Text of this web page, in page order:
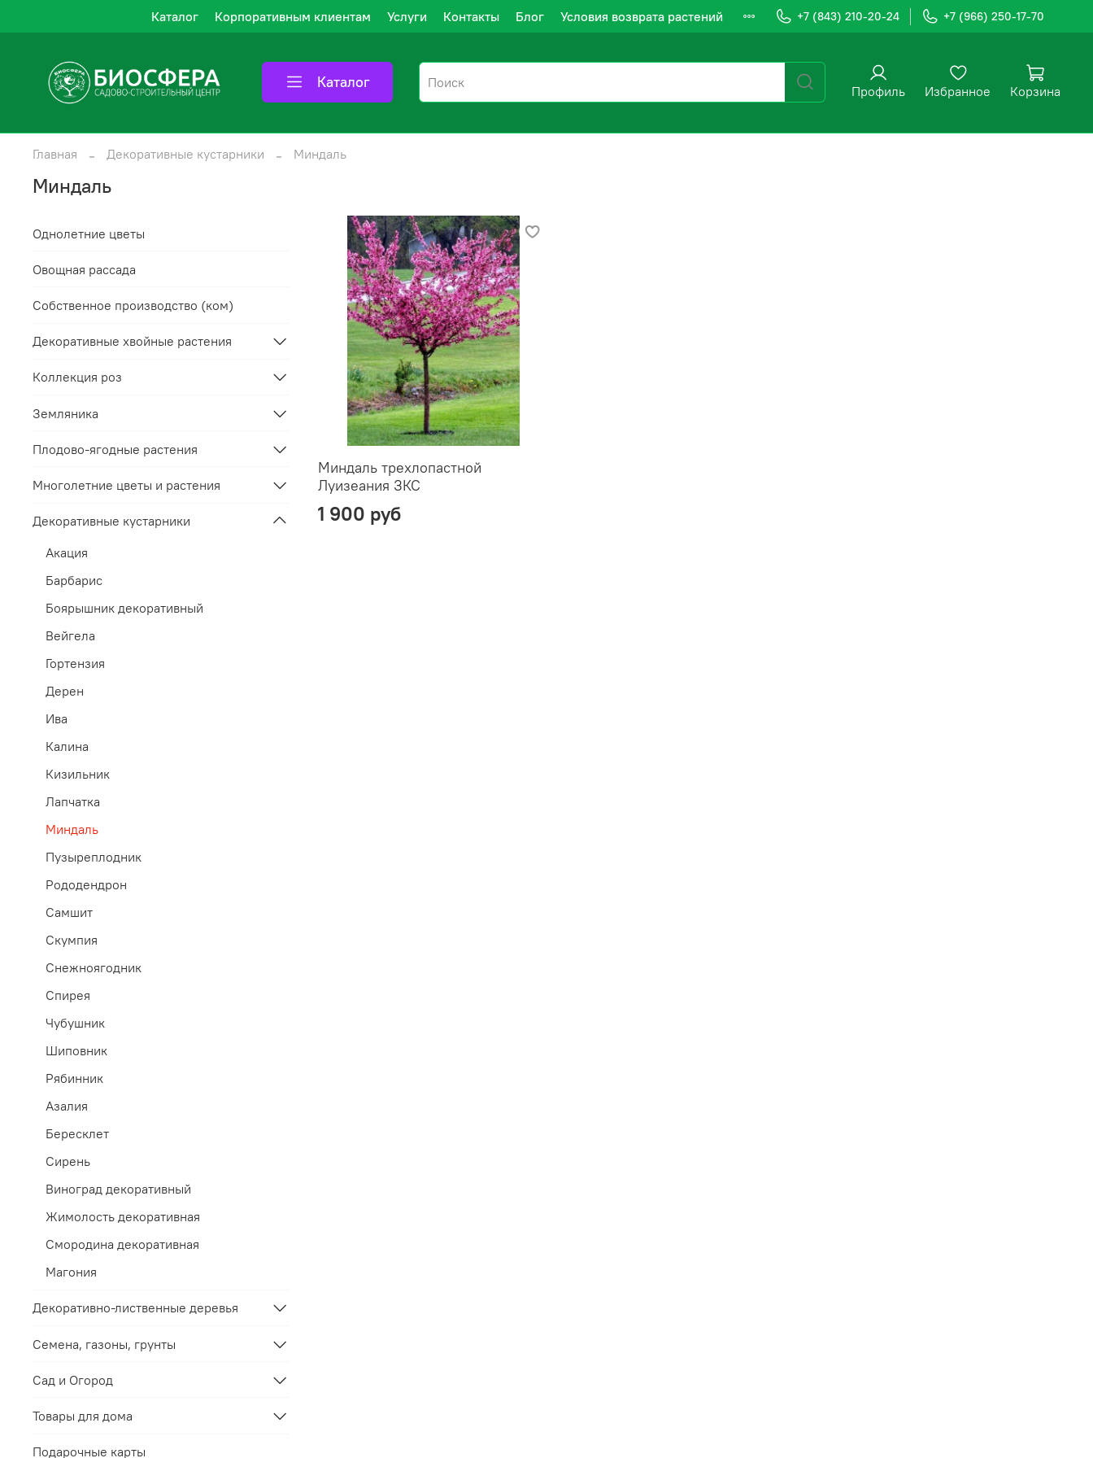
Каталог Корпоративным клиентам Услуги Контакты Блог Условия возврата растений +7 (843) 210-20-24 +7 (966) 250-17-70
Каталог Профиль Избранное Корзина
Главная Декоративные кустарники Миндаль
Миндаль
Миндаль трехлопастной
Луизеания ЗКС
1 900 руб
Однолетние цветы
Овощная рассада
Собственное производство (ком)
Декоративные хвойные растения
Коллекция роз
Земляника
Плодово-ягодные растения
Многолетние цветы и растения
Декоративные кустарники
Акация
Барбарис
Боярышник декоративный
Вейгела
Гортензия
Дерен
Ива
Калина
Кизильник
Лапчатка
Миндаль
Пузыреплодник
Рододендрон
Самшит
Скумпия
Снежноягодник
Спирея
Чубушник
Шиповник
Рябинник
Азалия
Бересклет
Сирень
Виноград декоративный
Жимолость декоративная
Смородина декоративная
Магония
Декоративно-лиственные деревья
Семена, газоны, грунты
Сад и Огород
Товары для дома
Подарочные карты